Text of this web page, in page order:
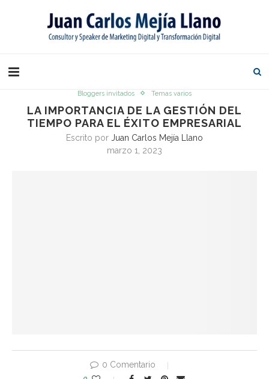
Bloggers invitados Temas varios
LA IMPORTANCIA DE LA GESTIÓN DEL
TIEMPO PARA EL ÉXITO EMPRESARIAL
Escrito por Juan Carlos Mejía Llano
marzo 1, 2023
0 Comentario